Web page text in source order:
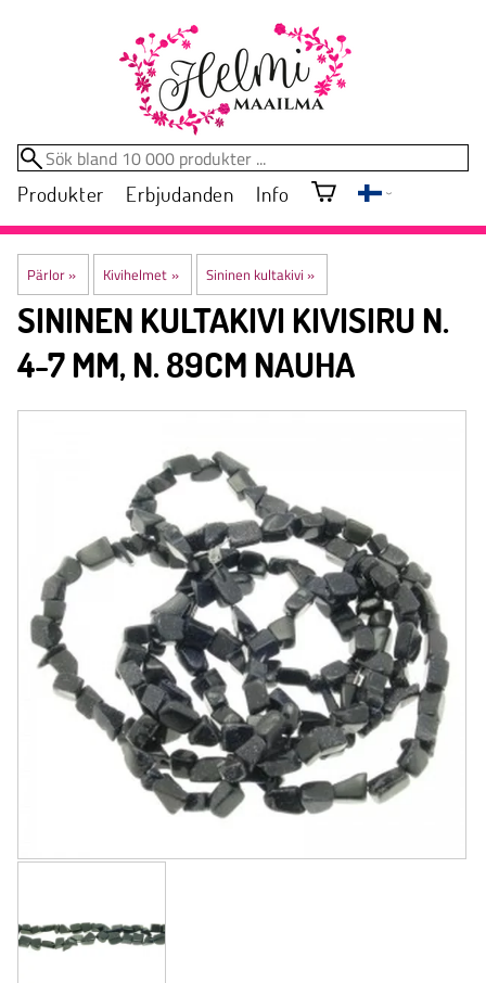
Produkter Erbjudanden Info
Pärlor‪» Kivihelmet ‪» Sininen kultakivi ‪»
SININEN KULTAKIVI KIVISIRU N.
4-7 MM, N. 89CM NAUHA